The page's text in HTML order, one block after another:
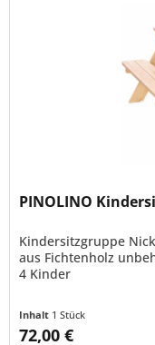
PINOLINO
Kindersitzgruppe
aus Fichtenholz
4 Kinder
Inhalt 1 Stück
72,00 €